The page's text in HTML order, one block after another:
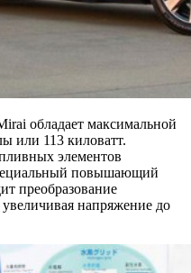
обладает максимальной
или 113 киловатт.
элементов
повышающий
преобразование
напряжение до